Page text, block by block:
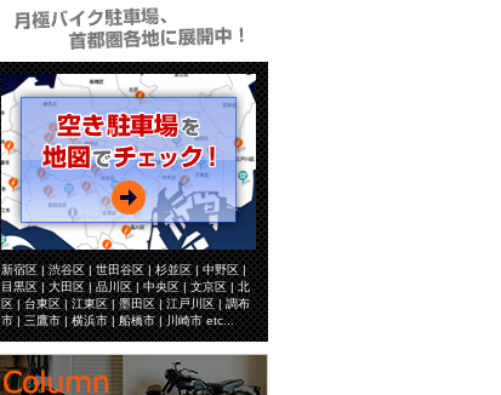
新宿区 | 渋谷区 | 世田谷区 | 杉並区 | 中野区 |
目黒区 | 大田区 | 品川区 | 中央区 | 文京区 | 北
区 | 台東区 | 江東区 | 墨田区 | 江戸川区 | 調布
市 | 三鷹市 | 横浜市 | 船橋市 | 川崎市 etc...